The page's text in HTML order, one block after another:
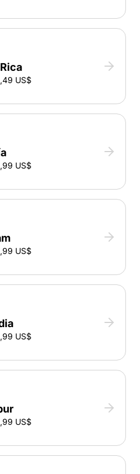
US$
US$
US$
US$
US$